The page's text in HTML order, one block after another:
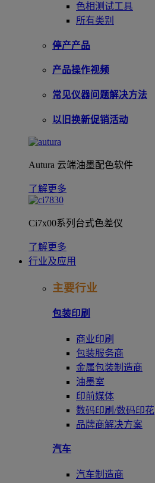
色相测试工具
所有类别
停产产品
产品操作视频
常见仪器问题解决方法
以旧换新促销活动
Autura 云端油墨配色软件
了解更多
Ci7x00系列台式色差仪
了解更多
行业及应用
主要行业
包装印刷
商业印刷
包装服务商
金属包装制造商
油墨室
印前媒体
数码印刷/数码印花
品牌商解决方案
汽车
汽车制造商